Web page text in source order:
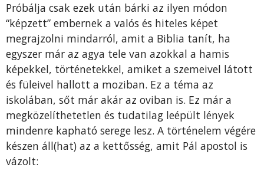
Próbálja csak ezek után bárki az ilyen módon
“képzett” embernek a valós és hiteles képet
megrajzolni mindarról, amit a Biblia tanít, ha
egyszer már az agya tele van azokkal a hamis
képekkel, történetekkel, amiket a szemeivel látott
és füleivel hallott a moziban. Ez a téma az
iskolában, sőt már akár az oviban is. Ez már a
megközelíthetetlen és tudatilag leépült lények
mindenre kapható serege lesz. A történelem végére
készen áll(hat) az a kettősség, amit Pál apostol is
vázolt: